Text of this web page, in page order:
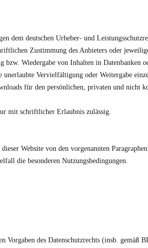
dem deutschen Urheber- und
Zustimmung des Anbieters oder
bzw. Wiedergabe von Inhalten in Datenbanken
unerlaubte Vervielfältigung oder Weitergabe
für den persönlichen, privaten und nicht
mit schriftlicher Erlaubnis zulässig.
Website von den vorgenannten
die besonderen Nutzungsbedingungen.
Vorgaben des Datenschutzrechts (insb. gemäß